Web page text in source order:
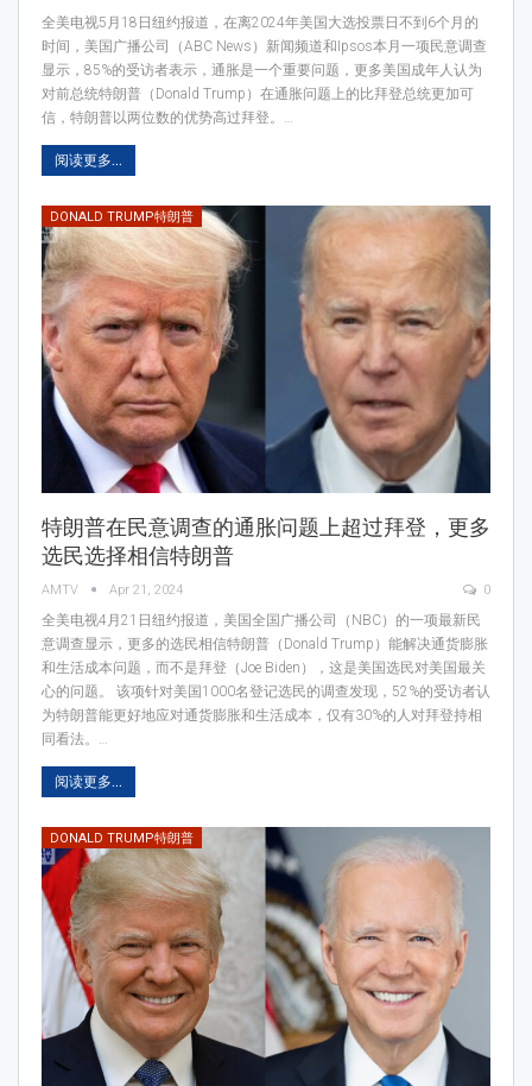
全美电视5月18日纽约报道，在离2024年美国大选投票日不到6个月的
时间，美国广播公司（ABC News）新闻频道和Ipsos本月一项民意调查
显示，85%的受访者表示，通胀是一个重要问题，更多美国成年人认为
对前总统特朗普（Donald Trump）在通胀问题上的比拜登总统更加可
信，特朗普以两位数的优势高过拜登。…
阅读更多...
DONALD TRUMP特朗普
特朗普在民意调查的通胀问题上超过拜登，更多
选民选择相信特朗普
AMTV Apr 21, 2024 0
全美电视4月21日纽约报道，美国全国广播公司（NBC）的一项最新民
意调查显示，更多的选民相信特朗普（Donald Trump）能解决通货膨胀
和生活成本问题，而不是拜登（Joe Biden），这是美国选民对美国最关
心的问题。 该项针对美国1000名登记选民的调查发现，52%的受访者认
为特朗普能更好地应对通货膨胀和生活成本，仅有30%的人对拜登持相
同看法。…
阅读更多...
DONALD TRUMP特朗普